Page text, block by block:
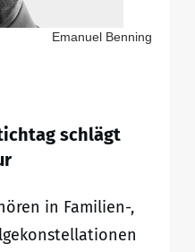
Emanuel Benning
schlägt
in Familien-,